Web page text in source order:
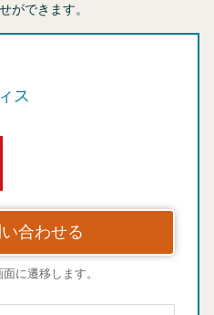
ができます。
ス
合わせる
に遷移します。